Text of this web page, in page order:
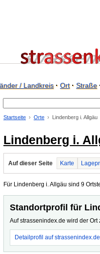
/ Landkreis· Ort· Straße
Startseite Orte Lindenberg i. Allgäu
Lindenberg i.
Auf dieser Seite Karte
Für Lindenberg i. Allgäu sind 9
Standortprofil für
Auf strassenindex.de wird der
Detailprofil auf strassenindex.de